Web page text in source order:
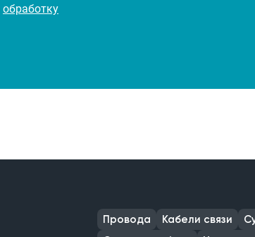
обработку
Провода Кабели связи